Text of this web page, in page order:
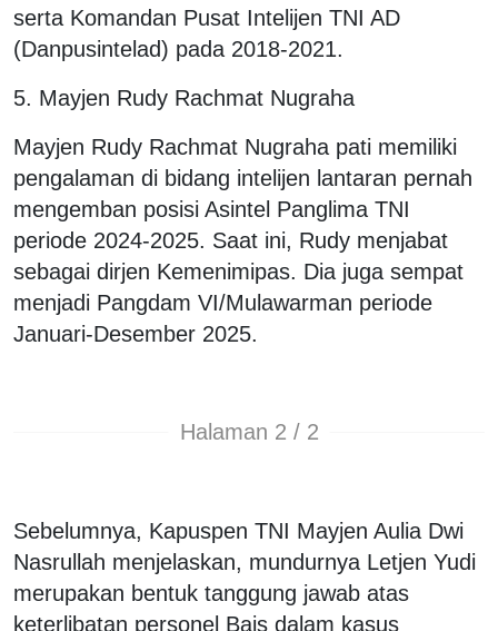
serta Komandan Pusat Intelijen TNI AD
(Danpusintelad) pada 2018-2021.
5. Mayjen Rudy Rachmat Nugraha
Mayjen Rudy Rachmat Nugraha pati memiliki
pengalaman di bidang intelijen lantaran pernah
mengemban posisi Asintel Panglima TNI
periode 2024-2025. Saat ini, Rudy menjabat
sebagai dirjen Kemenimipas. Dia juga sempat
menjadi Pangdam VI/Mulawarman periode
Januari-Desember 2025.
Halaman 2 / 2
Sebelumnya, Kapuspen TNI Mayjen Aulia Dwi
Nasrullah menjelaskan, mundurnya Letjen Yudi
merupakan bentuk tanggung jawab atas
keterlibatan personel Bais dalam kasus